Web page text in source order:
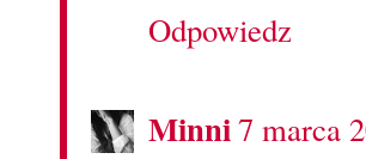
Odpowiedz
Minni7 marca